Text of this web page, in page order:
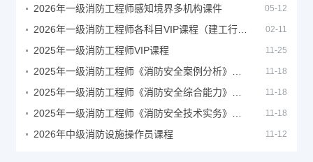
2026年一级消防工程师感知境界多机构课件 05-12
02-11
2025年一级消防工程师VIP课程 11-25
11-18
11-18
11-18
2026年中级消防设施操作员课程 11-12